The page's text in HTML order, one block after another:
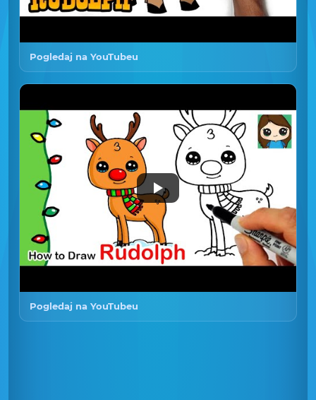
Pogledaj na YouTubeu
Pogledaj na YouTubeu